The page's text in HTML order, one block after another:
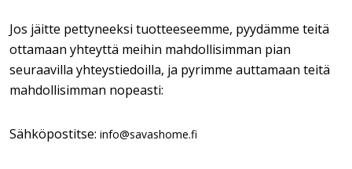
Jos jäitte pettyneeksi tuotteeseemme, pyydämme teitä
ottamaan yhteyttä meihin mahdollisimman pian
seuraavilla yhteystiedoilla, ja pyrimme auttamaan teitä
mahdollisimman nopeasti:
Sähköpostitse: info@savashome.fi